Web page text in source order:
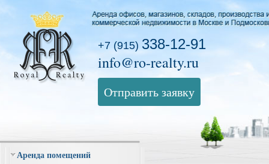
+7 (915) 338-12-91
info@ro-realty.ru
Отправить заявку
Аренда помещений